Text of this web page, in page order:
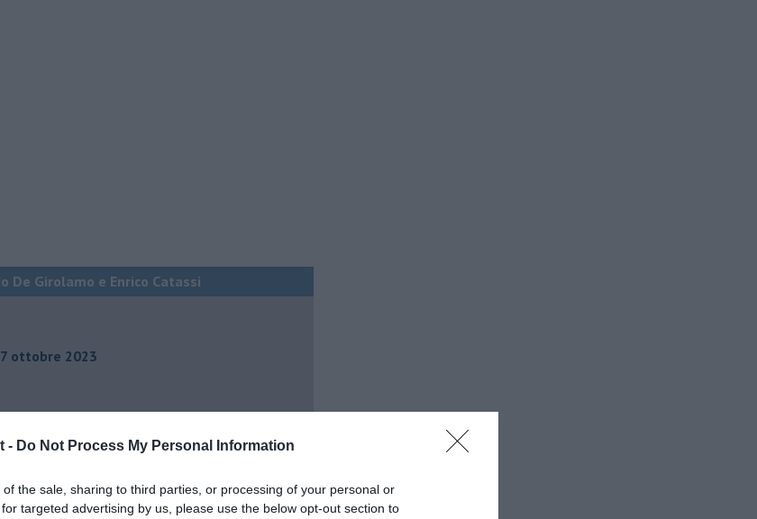
- Do Not Process My Personal Information
the sale, sharing to third parties, or processing of your personal or
targeted advertising by us, please use the below opt-out section to
De Girolamo e Enrico Catassi
ottobre 2023